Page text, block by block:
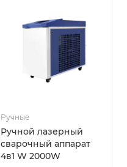
Ручные
Ручной лазерный
сварочный аппарат
4в1 W 2000W